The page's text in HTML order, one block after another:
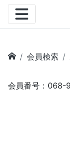
会員検索
会員番号：068-